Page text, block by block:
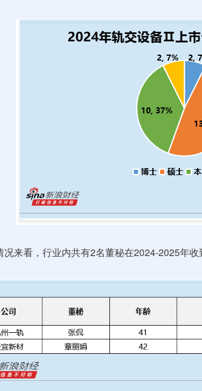
来看，行业内共有2名董秘在2024-2025年收